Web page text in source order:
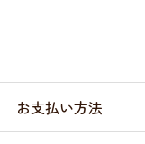
お支払い方法